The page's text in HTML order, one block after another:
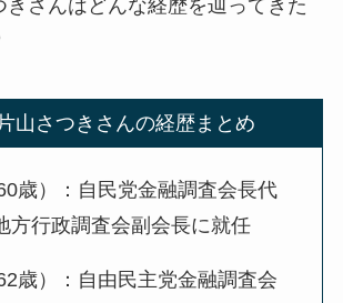
きさんはどんな経歴を辿ってきた
山さつきさんの経歴まとめ
歳）：自民党金融調査会長代
方行政調査会副会長に就任
歳）：自由民主党金融調査会